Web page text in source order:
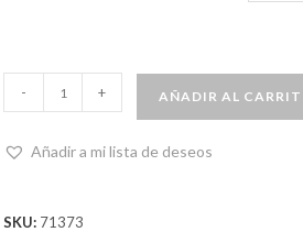
- + AÑADIR AL
Añadir a mi lista de deseos
SKU: 71373